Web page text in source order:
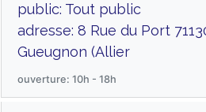
public: Tout public
adresse: 8 Rue du Port
Gueugnon (Allier
ouverture: 10h - 18h